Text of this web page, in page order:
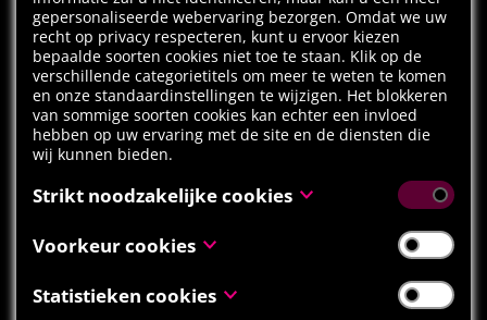
gepersonaliseerde webervaring bezorgen. Omdat we uw
recht op privacy respecteren, kunt u ervoor kiezen
bepaalde soorten cookies niet toe te staan. Klik op de
verschillende categorietitels om meer te weten te komen
en onze standaardinstellingen te wijzigen. Het blokkeren
van sommige soorten cookies kan echter een invloed
hebben op uw ervaring met de site en de diensten die
wij kunnen bieden.
Strikt noodzakelijke cookies
Deze cookies zijn noodzakelijk voor het functioneren van
de website en kunnen niet uitgeschakeld worden in onze
reactie op acties die door u werden ondernomen inzake
een verzoek om diensten, zoals het instellen van uw
Voorkeur cookies
Voorkeur cookies, ook gekend als “functionaliteitscookies”,
stellen een website in staat om keuzes die u in het
Statistieken cookies